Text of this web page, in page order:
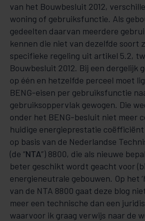
van het Bouwbesluit 2012,
woning of ge­bruiksfunctie. Als
gedeelten daarvan meerdere
kennen die niet van de­zelfde soort
specifieke regeling uit artikel 5.2,
Bouwbesluit 2012. Bij een dergelijk
op één en hetzelfde perceel moet
BENG-eisen per gebruiksfunctie
gebruiksoppervlak gewogen. Die
onder het BENG-besluit niet meer
huidige energieprestatie coëfficiënt
op basis van de Nederlandse
(de “NTA”) 8800, die als nieuwe
beter geschikt wordt ge­acht voor
energieneutrale gebouwen. Op het
van de NTA 8800 gaat deze blog
meer een technische dan een
waarvoor ik graag verwijs naar de